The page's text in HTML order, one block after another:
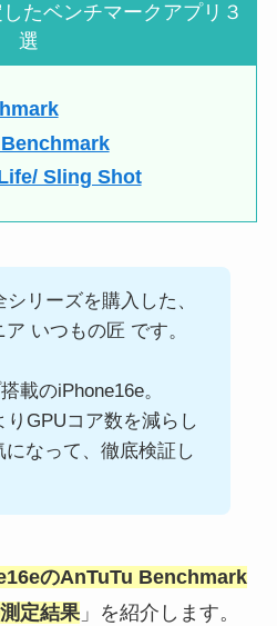
たベンチマークアプリ３
選
Sling Shot
シリーズを購入した、
いつもの匠 です。
載のiPhone16e。
りGPUコア数を減らし
になって、徹底検証し
のAnTuTu Benchmark
定結果」を紹介します。